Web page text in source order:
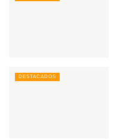
DESTACADOS